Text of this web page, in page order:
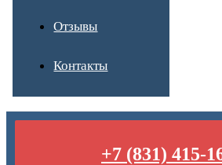
Отзывы
Контакты
+7 (831) 415-